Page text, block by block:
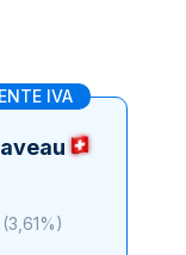
IVA
(3,61%)